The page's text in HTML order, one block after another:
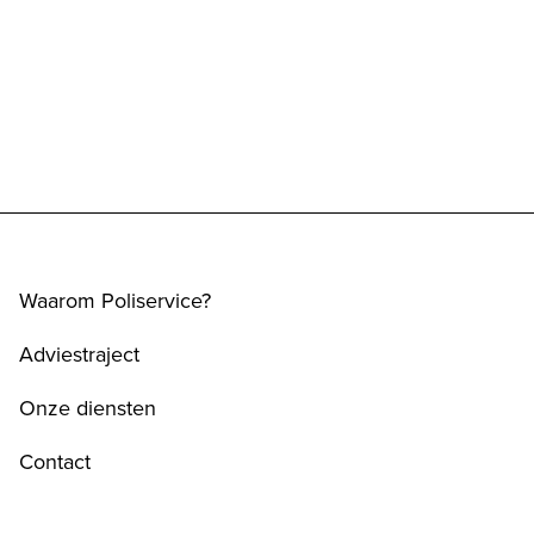
Waarom Poliservice?
Adviestraject
Onze diensten
Contact